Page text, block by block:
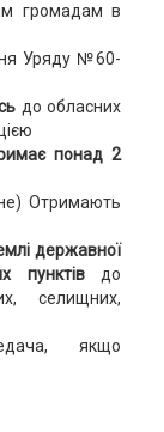
громадам в
Уряду №60-
до обласних
понад 2
Отримають
державної
пунктівдо
селищних,
якщо